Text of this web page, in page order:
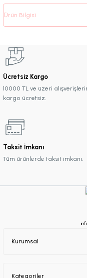
Ürün Bilgisi
Ücretsiz Kargo
10000 TL ve üzeri
kargo ücretsiz.
Taksit İmkanı
Tüm ürünlerde taksit imkanı.
Kurumsal
Kategoriler